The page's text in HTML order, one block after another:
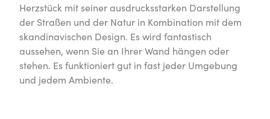
Herzstück mit seiner ausdrucksstarken Darstellung
der Straßen und der Natur in Kombination mit dem
skandinavischen Design. Es wird fantastisch
aussehen, wenn Sie an Ihrer Wand hängen oder
stehen. Es funktioniert gut in fast jeder Umgebung
und jedem Ambiente.